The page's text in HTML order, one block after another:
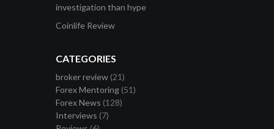
investigation than hype
Coinlife Review
CATEGORIES
broker review (21)
Forex Mentoring (51)
Forex News (128)
Interviews (7)